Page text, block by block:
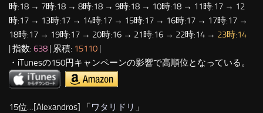
時:18 → 7時:18 → 8時:18 → 9時:18 → 10時:18 → 11時:17 → 12
時:17 → 13時:17 → 14時:17 → 15時:17 → 16時:17 → 17時:17 →
18時:17 → 19時:17 → 20時:16 → 21時:16 → 22時:14 → 23時:14
| 指数: 638 | 累積: 15110 |
・iTunesの150円キャンペーンの影響で高順位となっている。
15位…[Alexandros] 「ワタリドリ 」